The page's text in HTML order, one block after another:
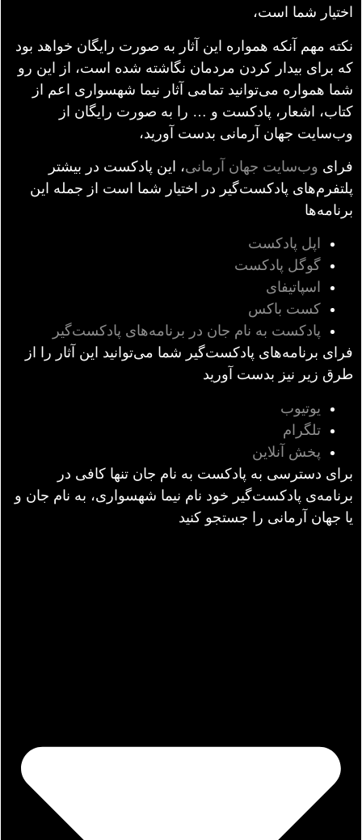
اختیار شما است،
نکته مهم آنکه همواره این آثار به صورت رایگان خواهد بود
که برای بیدار کردن مردمان نگاشته شده است، از این رو
شما همواره می‌توانید تمامی آثار نیما شهسواری اعم از
کتاب، اشعار، پادکست و … را به صورت رایگان از
وب‌سایت جهان آرمانی بدست آورید،
فرای وب‌سایت جهان آرمانی، این پادکست در بیشتر
پلتفرم‌های پادکست‌گیر در اختیار شما است از جمله این
برنامه‌ها
اپل پادکست
گوگل پادکست
اسپاتیفای
کست باکس
پادکست به نام جان در برنامه‌های پادکست‌‌گیر
فرای برنامه‌های پادکست‌گیر شما می‌توانید این آثار را از
طرق زیر نیز بدست آورید
یوتیوب
تلگرام
پخش آنلاین
برای دسترسی به پادکست به نام جان تنها کافی در
برنامه‌ی پادکست‌گیر خود نام نیما شهسواری، به نام جان و
یا جهان آرمانی را جستجو کنید